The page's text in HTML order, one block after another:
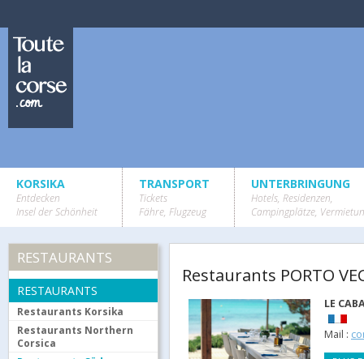
KORSIKA
Entdecken
Insel der Schönheit
TRANSPORT
Tickets
Fähre, Flugzeug
UNTERBRINGUNG
Hotels, Residenzen,
Campingplätze,
RESTAURANTS
RESTAURANTS
Restaurants Korsika
Restaurants Northern
Corsica
Restaurants PORTO
LE
Mail :